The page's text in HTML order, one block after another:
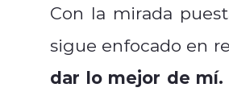
Con la mirada
sigue enfocado en
dar lo mejor de mí.